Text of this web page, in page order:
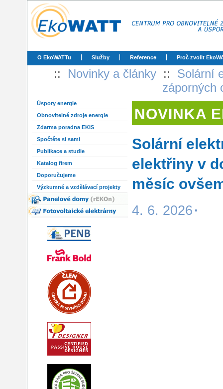
O EkoWATTu Služby Reference Proč zvolit
:: Novinky a články :: Solární
záporných
Úspory energie
Obnovitelné zdroje energie
Zdarma poradna EKIS
Spočtěte si sami
Publikace a studie
Katalog firem
Doporučujeme
Výzkumné a vzdělávací projekty
NOVINKA
Solární
elektřiny v
měsíc
4. 6. 2026